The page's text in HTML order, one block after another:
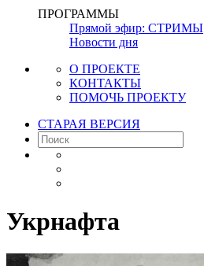
ПРОГРАММЫ
Прямой эфир: СТРИМЫ
Новости дня
О ПРОЕКТЕ
КОНТАКТЫ
ПОМОЧЬ ПРОЕКТУ
СТАРАЯ ВЕРСИЯ
Укрнафта